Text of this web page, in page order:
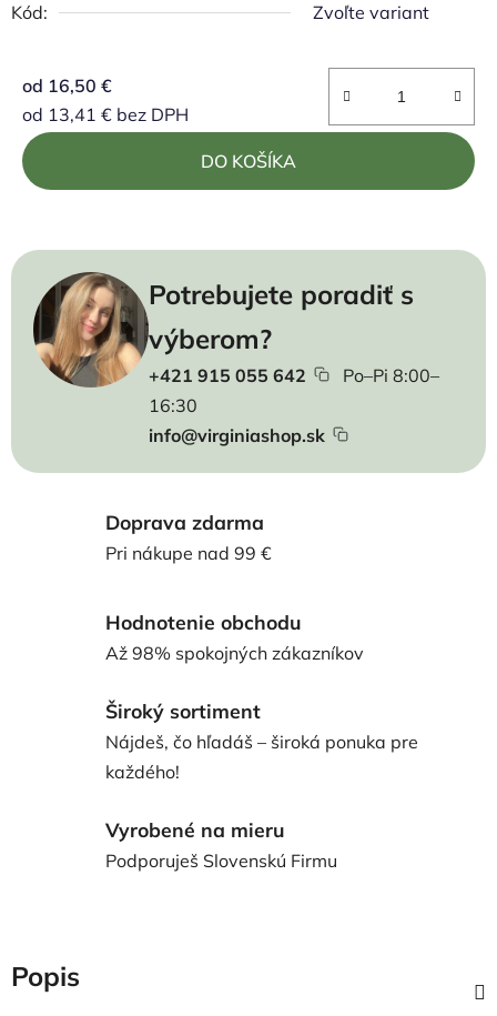
Kód:
Zvoľte variant
od 16,50 €
od 13,41 € bez DPH
Jednotková cena:
DO KOŠÍKA
Potrebujete poradiť s
výberom?
+421 915 055 642
Po–Pi 8:00–
16:30
info@virginiashop.sk
Doprava zdarma
Pri nákupe nad 99 €
Hodnotenie obchodu
Až 98% spokojných zákazníkov
Široký sortiment
Nájdeš, čo hľadáš – široká ponuka pre
každého!
Vyrobené na mieru
Podporuješ Slovenskú Firmu
Popis